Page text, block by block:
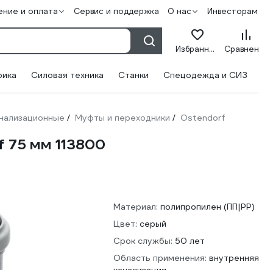
и оплата Сервис и поддержка О нас Инвесторам
Избранное
Силовая техника Станки Спецодежда и СИЗ
/ Муфты и переходники / Ostendorf
75 мм 113800
Материал: полипропилен (ПП|PP)
Цвет: серый
Срок службы: 50 лет
Область применения: внутренняя